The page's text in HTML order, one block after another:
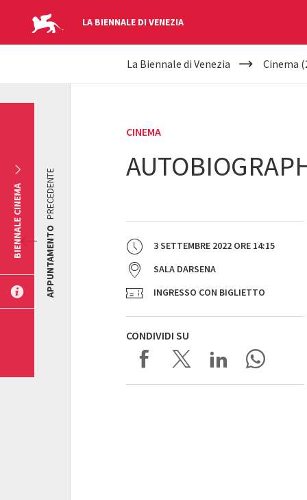
LA BIENNALE DI VENEZIA
YOUR
La Biennale di Venezia Cinema
CINEMA
3 SETTEMBRE 2022 ORE 14:15
SALA DARSENA
INGRESSO CON BIGLIETTO
CONDIVIDI SU
APPUNTAMENTO
PRECEDENTE
BIENNALE CINEMA